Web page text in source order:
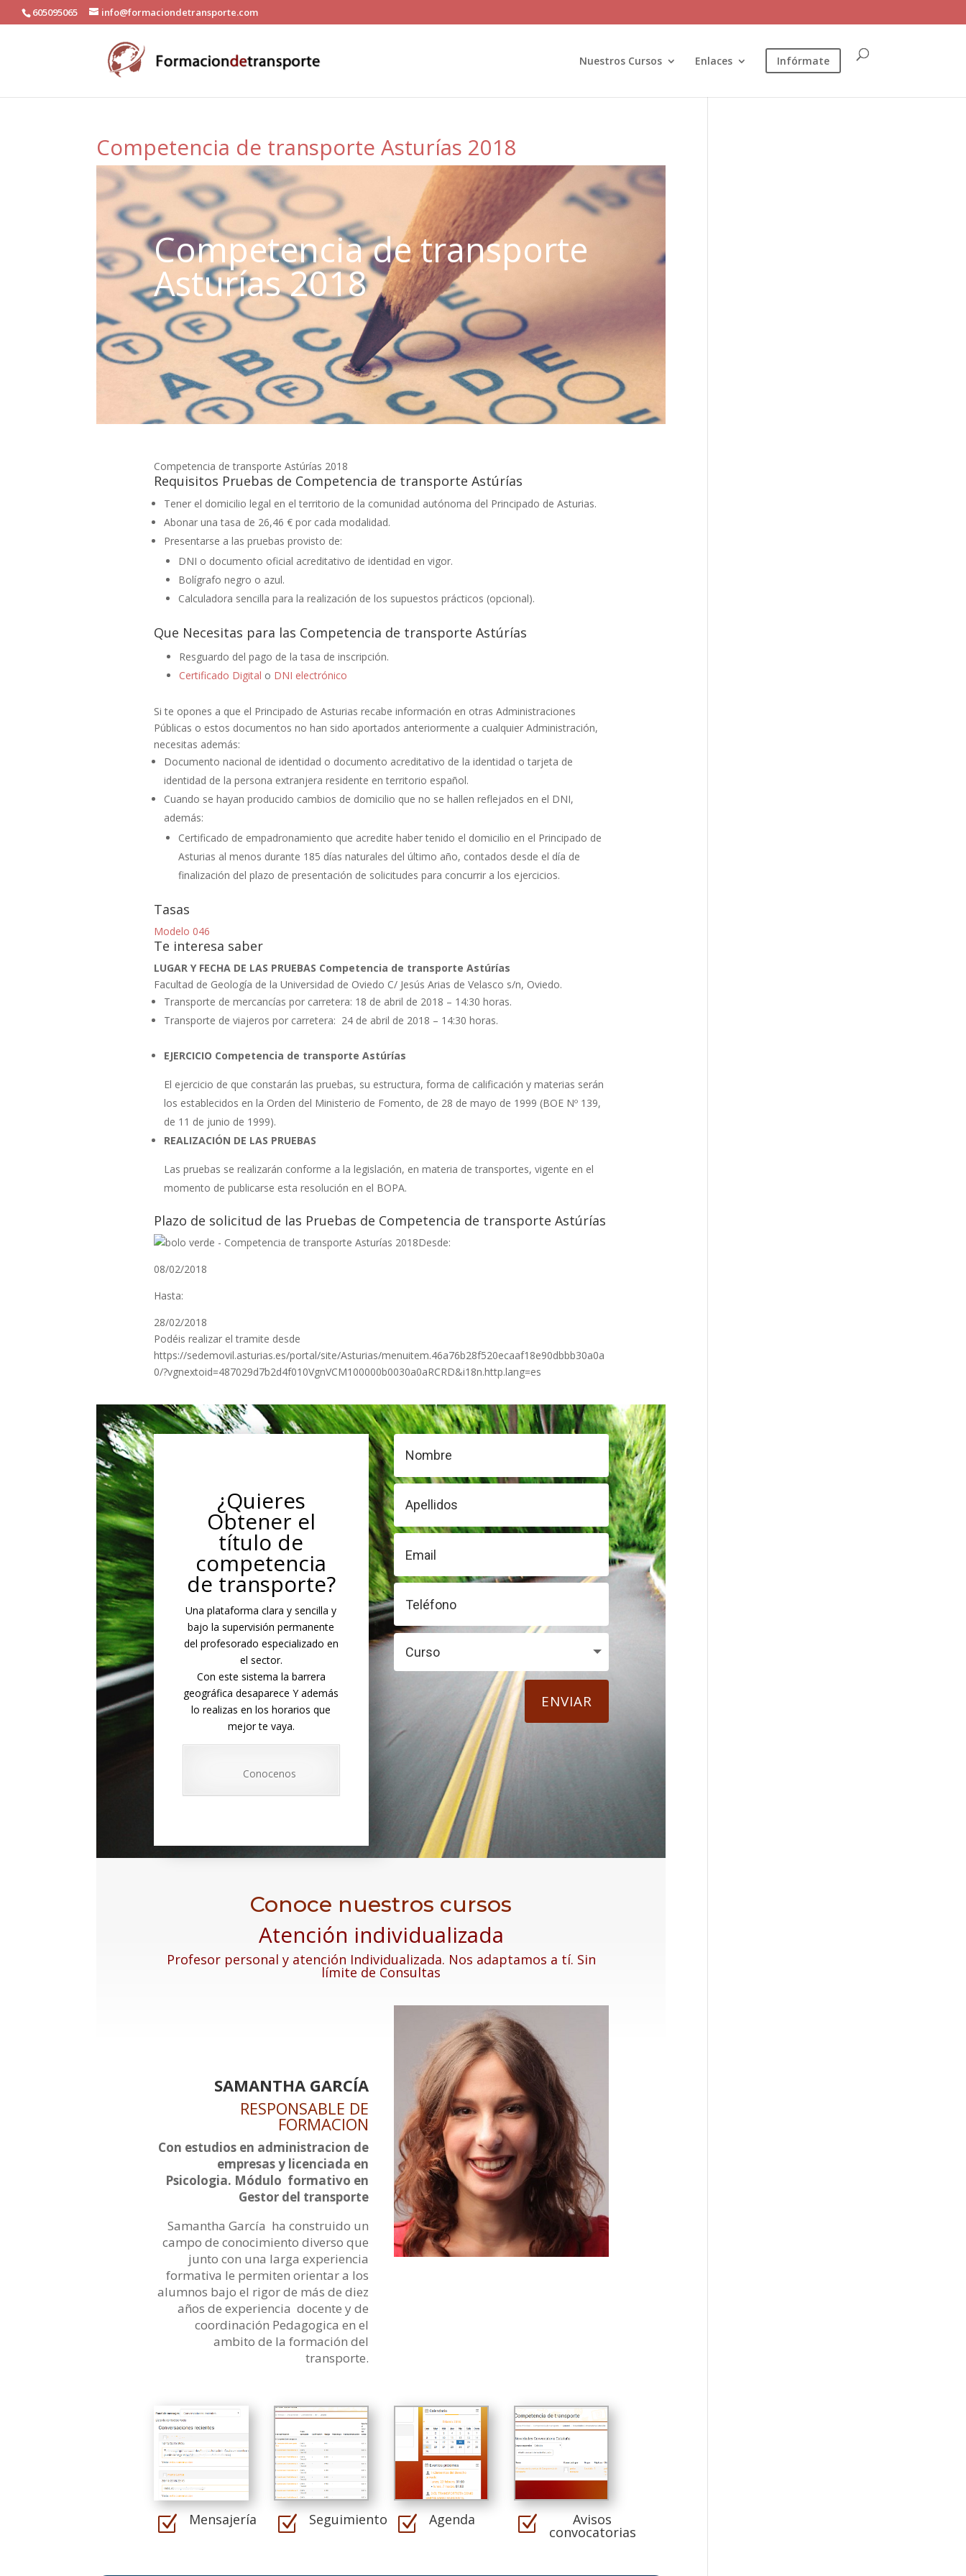
605095065 info@formaciondetransporte.com
Nuestros Cursos Enlaces Infórmate
Competencia de transporte Asturías 2018
Competencia de transporte
Asturías 2018
Competencia de transporte Astúrías 2018
Requisitos Pruebas de Competencia de transporte Astúrías
Tener el domicilio legal en el territorio de la comunidad autónoma del Principado de Asturias.
Abonar una tasa de 26,46 € por cada modalidad.
Presentarse a las pruebas provisto de:
DNI o documento oficial acreditativo de identidad en vigor.
Bolígrafo negro o azul.
Calculadora sencilla para la realización de los supuestos prácticos (opcional).
Que Necesitas para las Competencia de transporte Astúrías
Resguardo del pago de la tasa de inscripción.
Certificado Digital o DNI electrónico
Si te opones a que el Principado de Asturias recabe información en otras Administraciones
Públicas o estos documentos no han sido aportados anteriormente a cualquier Administración,
necesitas además:
Documento nacional de identidad o documento acreditativo de la identidad o tarjeta de
identidad de la persona extranjera residente en territorio español.
Cuando se hayan producido cambios de domicilio que no se hallen reflejados en el DNI,
además:
Certificado de empadronamiento que acredite haber tenido el domicilio en el Principado de
Asturias al menos durante 185 días naturales del último año, contados desde el día de
finalización del plazo de presentación de solicitudes para concurrir a los ejercicios.
Tasas
Modelo 046
Te interesa saber
LUGAR Y FECHA DE LAS PRUEBAS Competencia de transporte Astúrías
Facultad de Geología de la Universidad de Oviedo C/ Jesús Arias de Velasco s/n, Oviedo.
Transporte de mercancías por carretera: 18 de abril de 2018 – 14:30 horas.
Transporte de viajeros por carretera: 24 de abril de 2018 – 14:30 horas.
EJERCICIO Competencia de transporte Astúrías
El ejercicio de que constarán las pruebas, su estructura, forma de calificación y materias serán
los establecidos en la Orden del Ministerio de Fomento, de 28 de mayo de 1999 (BOE Nº 139,
de 11 de junio de 1999).
REALIZACIÓN DE LAS PRUEBAS
Las pruebas se realizarán conforme a la legislación, en materia de transportes, vigente en el
momento de publicarse esta resolución en el BOPA.
Plazo de solicitud de las Pruebas de Competencia de transporte Astúrías
Desde:
08/02/2018
Hasta:
28/02/2018
Podéis realizar el tramite desde
https://sedemovil.asturias.es/portal/site/Asturias/menuitem.46a76b28f520ecaaf18e90dbbb30a0a
0/?vgnextoid=487029d7b2d4f010VgnVCM100000b0030a0aRCRD&i18n.http.lang=es
¿Quieres
Obtener el
título de
competencia
de transporte?
Una plataforma clara y sencilla y
bajo la supervisión permanente
del profesorado especializado en
el sector.
Con este sistema la barrera
geográfica desaparece Y además
lo realizas en los horarios que
mejor te vaya.
Conocenos
ENVIAR
Conoce nuestros cursos
Atención individualizada
Profesor personal y atención Individualizada. Nos adaptamos a tí. Sin
límite de Consultas
SAMANTHA GARCÍA
RESPONSABLE DE
FORMACION
Con estudios en administracion de
empresas y licenciada en
Psicologia. Módulo formativo en
Gestor del transporte
Samantha García ha construido un
campo de conocimiento diverso que
junto con una larga experiencia
formativa le permiten orientar a los
alumnos bajo el rigor de más de diez
años de experiencia docente y de
coordinación Pedagogica en el
ambito de la formación del
transporte.
Z Mensajería Z Seguimiento Z Agenda Z Avisos
convocatorias